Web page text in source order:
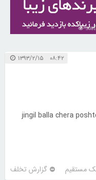
۰۸:۴۲ ۱۳۹۳/۲/۱۵
jingil balla chera
مستقیم گزارش تخلف